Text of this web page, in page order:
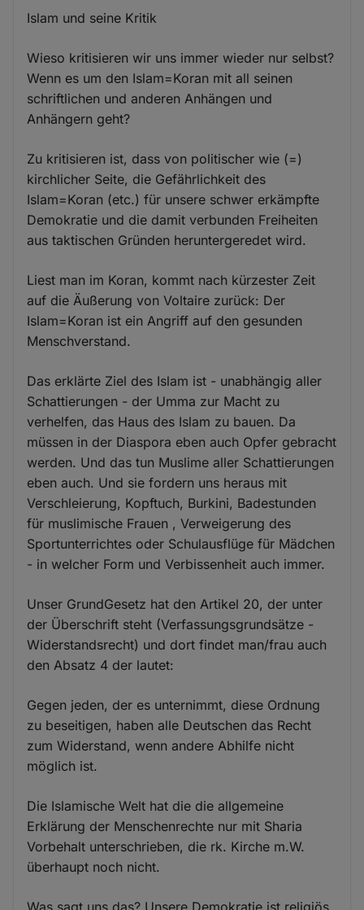
Islam und seine Kritik
Wieso kritisieren wir uns immer wieder nur selbst?
Wenn es um den Islam=Koran mit all seinen
schriftlichen und anderen Anhängen und
Anhängern geht?
Zu kritisieren ist, dass von politischer wie (=)
kirchlicher Seite, die Gefährlichkeit des
Islam=Koran (etc.) für unsere schwer erkämpfte
Demokratie und die damit verbunden Freiheiten
aus taktischen Gründen heruntergeredet wird.
Liest man im Koran, kommt nach kürzester Zeit
auf die Äußerung von Voltaire zurück: Der
Islam=Koran ist ein Angriff auf den gesunden
Menschverstand.
Das erklärte Ziel des Islam ist - unabhängig aller
Schattierungen - der Umma zur Macht zu
verhelfen, das Haus des Islam zu bauen. Da
müssen in der Diaspora eben auch Opfer gebracht
werden. Und das tun Muslime aller Schattierungen
eben auch. Und sie fordern uns heraus mit
Verschleierung, Kopftuch, Burkini, Badestunden
für muslimische Frauen , Verweigerung des
Sportunterrichtes oder Schulausflüge für Mädchen
- in welcher Form und Verbissenheit auch immer.
Unser GrundGesetz hat den Artikel 20, der unter
der Überschrift steht (Verfassungsgrundsätze -
Widerstandsrecht) und dort findet man/frau auch
den Absatz 4 der lautet:
Gegen jeden, der es unternimmt, diese Ordnung
zu beseitigen, haben alle Deutschen das Recht
zum Widerstand, wenn andere Abhilfe nicht
möglich ist.
Die Islamische Welt hat die die allgemeine
Erklärung der Menschenrechte nur mit Sharia
Vorbehalt unterschrieben, die rk. Kirche m.W.
überhaupt noch nicht.
Was sagt uns das? Unsere Demokratie ist religiös